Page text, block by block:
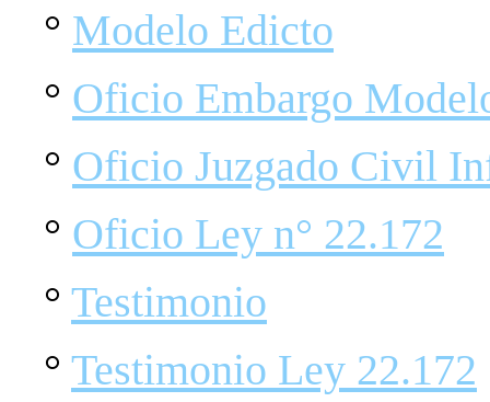
° Modelo Edicto
° Oficio Embargo
° Oficio Juzgado Civil
° Oficio Ley n° 22.172
° Testimonio
° Testimonio Ley 22.172